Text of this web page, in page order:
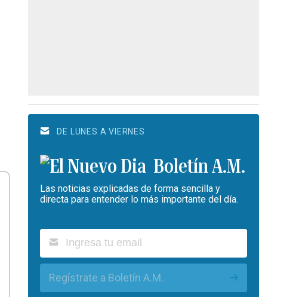
DE LUNES A VIERNES
Boletín A.M.
Las noticias explicadas de forma sencilla y
directa para entender lo más importante del día.
Regístrate a Boletín A.M.